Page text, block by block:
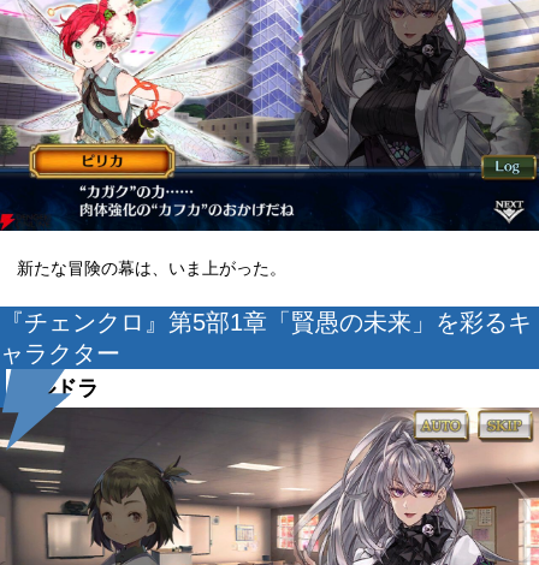
新たな冒険の幕は、いま上がった。
『チェンクロ』第5部1章「賢愚の未来」を彩るキ
ャラクター
アルドラ